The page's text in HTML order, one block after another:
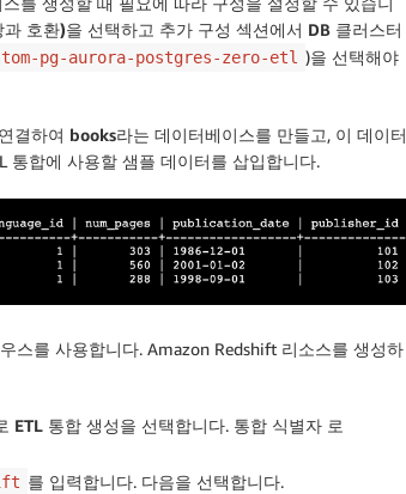
호환)을 선택하고 추가 구성 섹션에서 DB 클러스터
pg-aurora-postgres-zero-etl )을 선택해야
결하여 books라는 데이터베이스를 만들고, 이 데이터
통합에 사용할 샘플 데이터를 삽입합니다.
스를 사용합니다. Amazon Redshift 리소스를 생성하
ETL 통합 생성을 선택합니다. 통합 식별자 로
를 입력합니다. 다음을 선택합니다.